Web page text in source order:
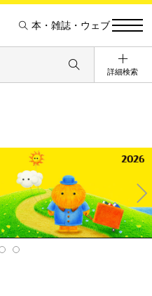
本・雑誌・ウェブ
詳細検索
Ne
xt